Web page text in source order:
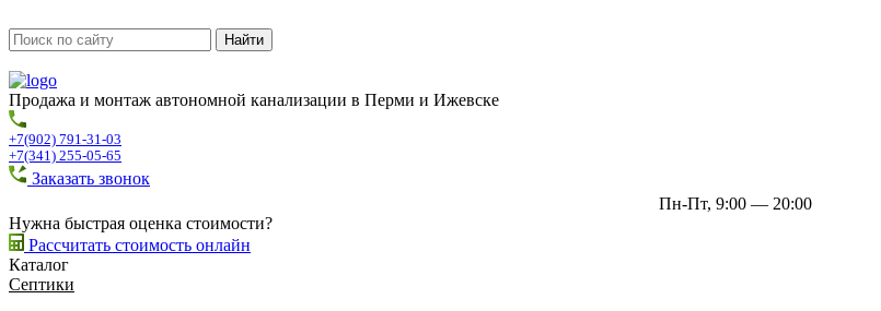
Продажа и монтаж автономной канализации в Перми и Ижевске
+7(902) 791-31-03
+7(341) 255-05-65
Заказать звонок
Пн-Пт, 9:00 — 20:00
Нужна быстрая оценка стоимости?
Рассчитать стоимость онлайн
Каталог
Септики